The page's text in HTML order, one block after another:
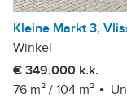
Kleine Markt 3,
Winkel
€ 349.000 k.k.
76 m² / 104 m²